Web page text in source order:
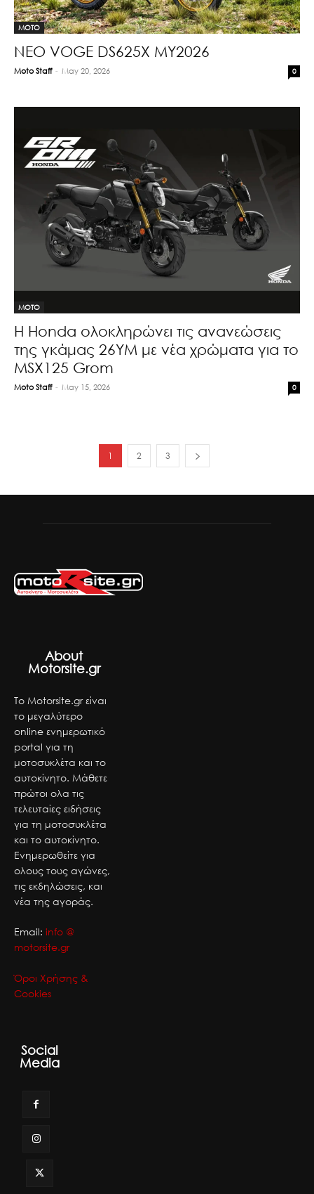
MOTO
ΝΕΟ VOGE DS625X MY2026
Moto Staff - May 20, 2026 0
MOTO
Η Honda ολοκληρώνει τις ανανεώσεις
της γκάμας 26YM με νέα χρώματα για το
MSX125 Grom
Moto Staff - May 15, 2026 0
1 2 3
About
Motorsite.gr
Το Motorsite.gr είναι
το μεγαλύτερο
online ενημερωτικό
portal για τη
μοτοσυκλέτα και το
αυτοκίνητο. Μάθετε
πρώτοι ολα τις
τελευταίες ειδήσεις
για τη μοτοσυκλέτα
και το αυτοκίνητο.
Ενημερωθείτε για
ολους τους αγώνες,
τις εκδηλώσεις, και
νέα της αγοράς.
Email: info @
motorsite.gr
Όροι Χρήσης &
Cookies
Social
Media